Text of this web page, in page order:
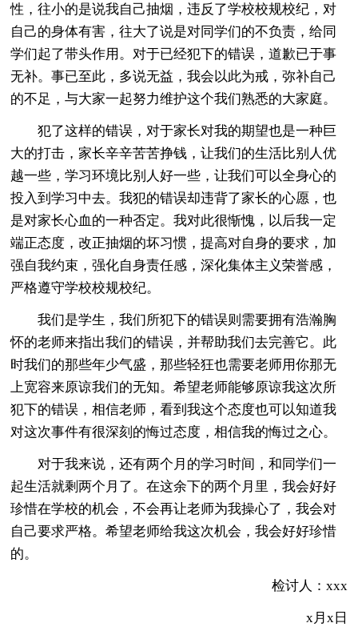
性，往小的是说我自己抽烟，违反了学校校规校纪，对
自己的身体有害，往大了说是对同学们的不负责，给同
学们起了带头作用。对于已经犯下的错误，道歉已于事
无补。事已至此，多说无益，我会以此为戒，弥补自己
的不足，与大家一起努力维护这个我们熟悉的大家庭。
犯了这样的错误，对于家长对我的期望也是一种巨
大的打击，家长辛辛苦苦挣钱，让我们的生活比别人优
越一些，学习环境比别人好一些，让我们可以全身心的
投入到学习中去。我犯的错误却违背了家长的心愿，也
是对家长心血的一种否定。我对此很惭愧，以后我一定
端正态度，改正抽烟的坏习惯，提高对自身的要求，加
强自我约束，强化自身责任感，深化集体主义荣誉感，
严格遵守学校校规校纪。
我们是学生，我们所犯下的错误则需要拥有浩瀚胸
怀的老师来指出我们的错误，并帮助我们去完善它。此
时我们的那些年少气盛，那些轻狂也需要老师用你那无
上宽容来原谅我们的无知。希望老师能够原谅我这次所
犯下的错误，相信老师，看到我这个态度也可以知道我
对这次事件有很深刻的悔过态度，相信我的悔过之心。
对于我来说，还有两个月的学习时间，和同学们一
起生活就剩两个月了。在这余下的两个月里，我会好好
珍惜在学校的机会，不会再让老师为我操心了，我会对
自己要求严格。希望老师给我这次机会，我会好好珍惜
的。
检讨人：xxx
x月x日